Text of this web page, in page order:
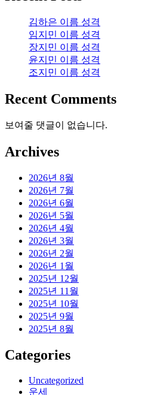
김하은 이름 성격
임지민 이름 성격
장지민 이름 성격
윤지민 이름 성격
조지민 이름 성격
Recent Comments
보여줄 댓글이 없습니다.
Archives
2026년 8월
2026년 7월
2026년 6월
2026년 5월
2026년 4월
2026년 3월
2026년 2월
2026년 1월
2025년 12월
2025년 11월
2025년 10월
2025년 9월
2025년 8월
Categories
Uncategorized
운세